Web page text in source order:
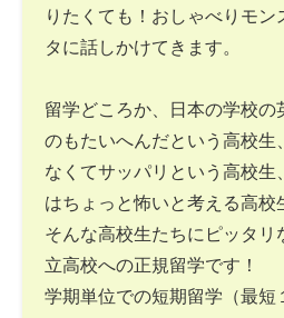
りたくても！おしゃべりモ
タに話しかけてきます。
留学どころか、日本の学校の
のもたいへんだという高校生
なくてサッパリという高校生
はちょっと怖いと考える高校
そんな高校生たちにピッタリ
立高校への正規留学です！
学期単位での短期留学（最短